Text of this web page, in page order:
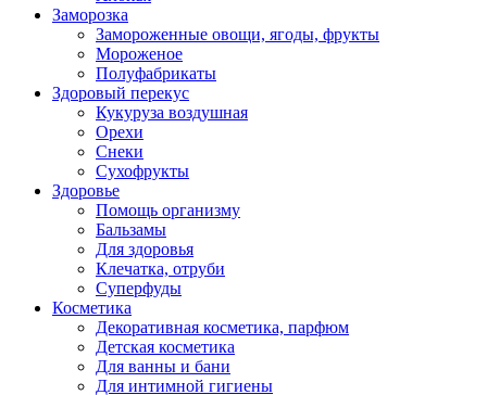
Заморозка
Замороженные овощи, ягоды, фрукты
Мороженое
Полуфабрикаты
Здоровый перекус
Кукуруза воздушная
Орехи
Снеки
Сухофрукты
Здоровье
Помощь организму
Бальзамы
Для здоровья
Клечатка, отруби
Суперфуды
Косметика
Декоративная косметика, парфюм
Детская косметика
Для ванны и бани
Для интимной гигиены